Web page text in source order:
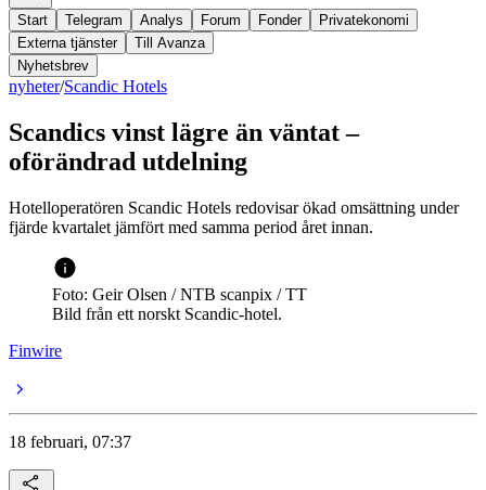
Start Telegram Analys Forum Fonder
Privatekonomi
Externa tjänster
Till Avanza
Nyhetsbrev
nyheter/Scandic Hotels
Scandics vinst lägre än väntat –
oförändrad utdelning
Hotelloperatören Scandic Hotels redovisar ökad omsättning under
fjärde kvartalet jämfört med samma period året innan.
Foto: Geir Olsen / NTB scanpix / TT
Bild från ett norskt Scandic-hotel.
Finwire
18 februari, 07:37